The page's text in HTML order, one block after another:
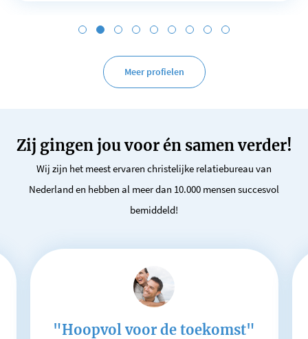
Meer profielen
Zij gingen jou voor én samen verder!
Wij zijn het meest ervaren christelijke relatiebureau van
Nederland en hebben al meer dan 10.000 mensen succesvol
bemiddeld!
"Hoopvol voor de toekomst"